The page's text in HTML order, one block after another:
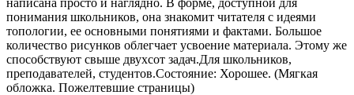
понимания школьников, она знакомит читателя с идеями
топологии, ее основными понятиями и фактами. Большое
количество рисунков облегчает усвоение материала. Этому же
способствуют свыше двухсот задач.Для школьников,
преподавателей, студентов.Состояние: Хорошее. (Мягкая
обложка. Пожелтевшие страницы)